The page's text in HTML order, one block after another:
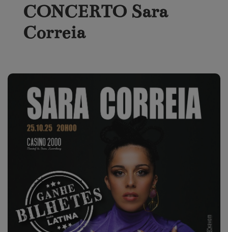
CONCERTO Sara
Correia